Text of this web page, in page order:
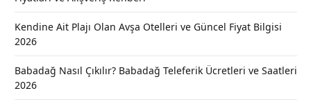
Kendine Ait Plajı Olan Avşa Otelleri ve Güncel Fiyat Bilgisi
2026
Babadağ Nasıl Çıkılır? Babadağ Teleferik Ücretleri ve Saatleri
2026